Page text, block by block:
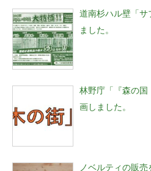
道南杉ハル壁「サ
ました。
林野庁「『森の国
画しました。
ノベルティの販売